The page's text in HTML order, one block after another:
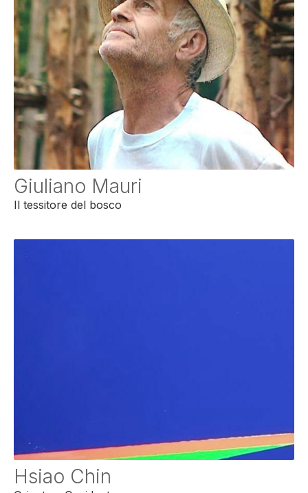
Giuliano Mauri
Il tessitore del bosco
Hsiao Chin